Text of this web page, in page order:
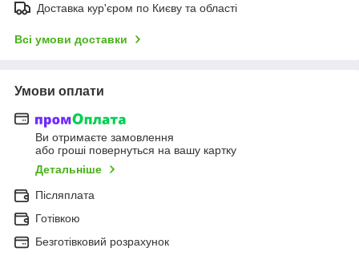
Доставка кур'єром по Києву та області
Всі умови доставки
Умови оплати
Ви отримаєте замовлення
або гроші повернуться на вашу картку
Детальніше
Післяплата
Готівкою
Безготівковий розрахунок